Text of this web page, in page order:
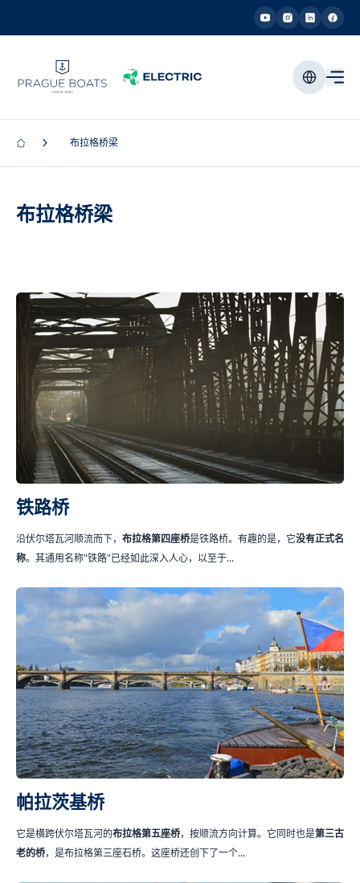
布拉格桥梁
布拉格桥梁
铁路桥
沿伏尔塔瓦河顺流而下， 布拉格第四座桥是铁路桥。有趣的是，它没有正式名
称。其通用名称"铁路"已经如此深入人心，以至于...
帕拉茨基桥
它是横跨伏尔塔瓦河的布拉格第五座桥，按顺流方向计算。它同时也是第三古
老的桥，是布拉格第三座石桥。这座桥还创下了一个...